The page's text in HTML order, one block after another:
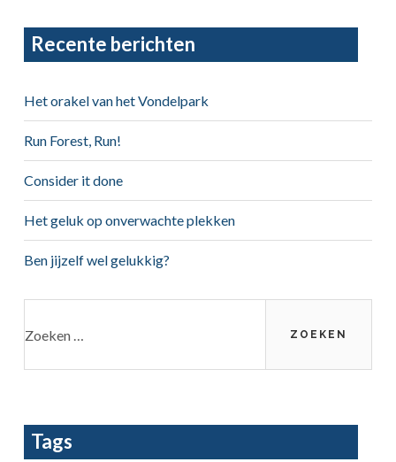
Primary
Recente berichten
Het orakel van het Vondelpark
Run Forest, Run!
Consider it done
Het geluk op onverwachte plekken
Ben jijzelf wel gelukkig?
naar:
Tags